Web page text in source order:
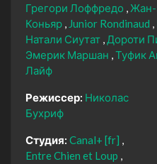
Грегори Лоффредо
Жан-
Коньяр
Junior Rondinaud
Натали Сиутат Дороти
Эмерик Маршан Туфик
Лайф
Режиссер: Николас
Бухриф
Студия: Canal+ [fr]
Entre Chien et Loup